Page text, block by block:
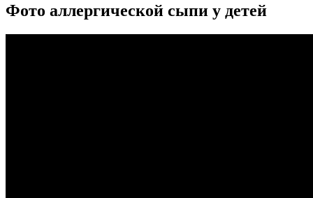
Фото аллергической сыпи у детей